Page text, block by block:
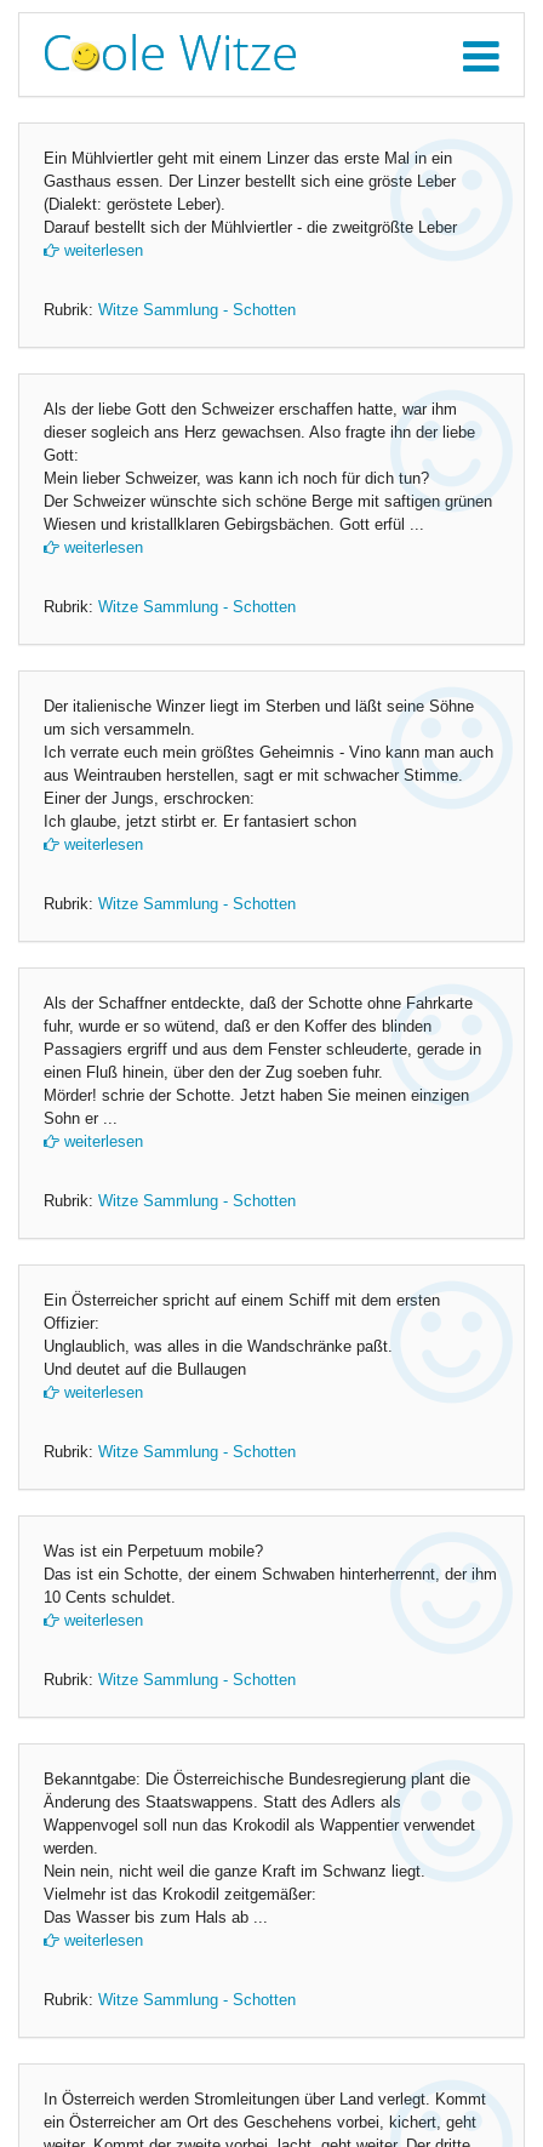
Ein Mühlviertler geht mit einem Linzer das erste Mal in ein
Gasthaus essen. Der Linzer bestellt sich eine gröste Leber
(Dialekt: geröstete Leber).
Darauf bestellt sich der Mühlviertler - die zweitgrößte Leber
weiterlesen
Rubrik: Witze Sammlung - Schotten
Als der liebe Gott den Schweizer erschaffen hatte, war ihm
dieser sogleich ans Herz gewachsen. Also fragte ihn der liebe
Gott:
Mein lieber Schweizer, was kann ich noch für dich tun?
Der Schweizer wünschte sich schöne Berge mit saftigen grünen
Wiesen und kristallklaren Gebirgsbächen. Gott erfül ...
weiterlesen
Rubrik: Witze Sammlung - Schotten
Der italienische Winzer liegt im Sterben und läßt seine Söhne
um sich versammeln.
Ich verrate euch mein größtes Geheimnis - Vino kann man auch
aus Weintrauben herstellen, sagt er mit schwacher Stimme.
Einer der Jungs, erschrocken:
Ich glaube, jetzt stirbt er. Er fantasiert schon
weiterlesen
Rubrik: Witze Sammlung - Schotten
Als der Schaffner entdeckte, daß der Schotte ohne Fahrkarte
fuhr, wurde er so wütend, daß er den Koffer des blinden
Passagiers ergriff und aus dem Fenster schleuderte, gerade in
einen Fluß hinein, über den der Zug soeben fuhr.
Mörder! schrie der Schotte. Jetzt haben Sie meinen einzigen
Sohn er ...
weiterlesen
Rubrik: Witze Sammlung - Schotten
Ein Österreicher spricht auf einem Schiff mit dem ersten
Offizier:
Unglaublich, was alles in die Wandschränke paßt.
Und deutet auf die Bullaugen
weiterlesen
Rubrik: Witze Sammlung - Schotten
Was ist ein Perpetuum mobile?
Das ist ein Schotte, der einem Schwaben hinterherrennt, der ihm
10 Cents schuldet.
weiterlesen
Rubrik: Witze Sammlung - Schotten
Bekanntgabe: Die Österreichische Bundesregierung plant die
Änderung des Staatswappens. Statt des Adlers als
Wappenvogel soll nun das Krokodil als Wappentier verwendet
werden.
Nein nein, nicht weil die ganze Kraft im Schwanz liegt.
Vielmehr ist das Krokodil zeitgemäßer:
Das Wasser bis zum Hals ab ...
weiterlesen
Rubrik: Witze Sammlung - Schotten
In Österreich werden Stromleitungen über Land verlegt. Kommt
ein Österreicher am Ort des Geschehens vorbei, kichert, geht